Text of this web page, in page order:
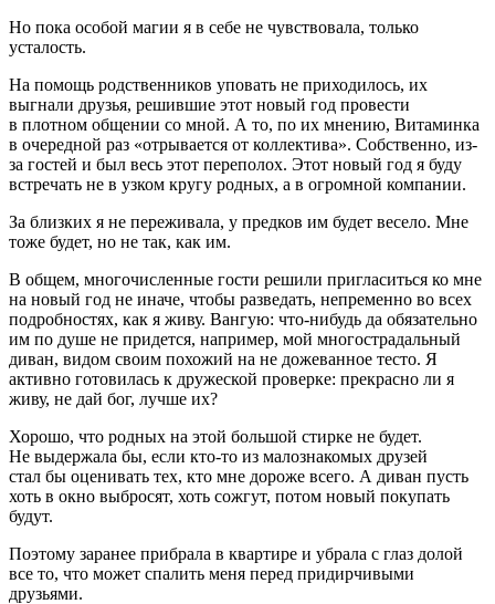
Но пока особой магии я в себе не чувствовала, только
усталость.
На помощь родственников уповать не приходилось, их
выгнали друзья, решившие этот новый год провести
в плотном общении со мной. А то, по их мнению, Витаминка
в очередной раз «отрывается от коллектива». Собственно, из-
за гостей и был весь этот переполох. Этот новый год я буду
встречать не в узком кругу родных, а в огромной компании.
За близких я не переживала, у предков им будет весело. Мне
тоже будет, но не так, как им.
В общем, многочисленные гости решили пригласиться ко мне
на новый год не иначе, чтобы разведать, непременно во всех
подробностях, как я живу. Вангую: что-нибудь да обязательно
им по душе не придется, например, мой многострадальный
диван, видом своим похожий на не дожеванное тесто. Я
активно готовилась к дружеской проверке: прекрасно ли я
живу, не дай бог, лучше их?
Хорошо, что родных на этой большой стирке не будет.
Не выдержала бы, если кто-то из малознакомых друзей
стал бы оценивать тех, кто мне дороже всего. А диван пусть
хоть в окно выбросят, хоть сожгут, потом новый покупать
будут.
Поэтому заранее прибрала в квартире и убрала с глаз долой
все то, что может спалить меня перед придирчивыми
друзьями.